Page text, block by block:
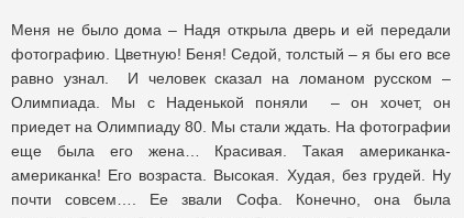
Меня не было дома – Надя открыла дверь и ей передали
фотографию. Цветную! Беня! Седой, толстый – я бы его все
равно узнал. И человек сказал на ломаном русском –
Олимпиада. Мы с Наденькой поняли – он хочет, он
приедет на Олимпиаду 80. Мы стали ждать. На фотографии
еще была его жена… Красивая. Такая американка-
американка! Его возраста. Высокая. Худая, без грудей. Ну
почти совсем…. Ее звали Софа. Конечно, она была